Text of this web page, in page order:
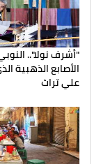
"أشرف نولا"..
الأصابع الذهبية
علي تراث